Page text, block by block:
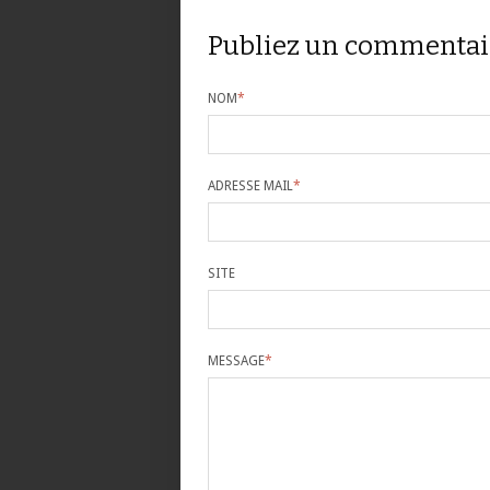
Publiez un
NOM*
ADRESSE MAIL*
SITE
MESSAGE*